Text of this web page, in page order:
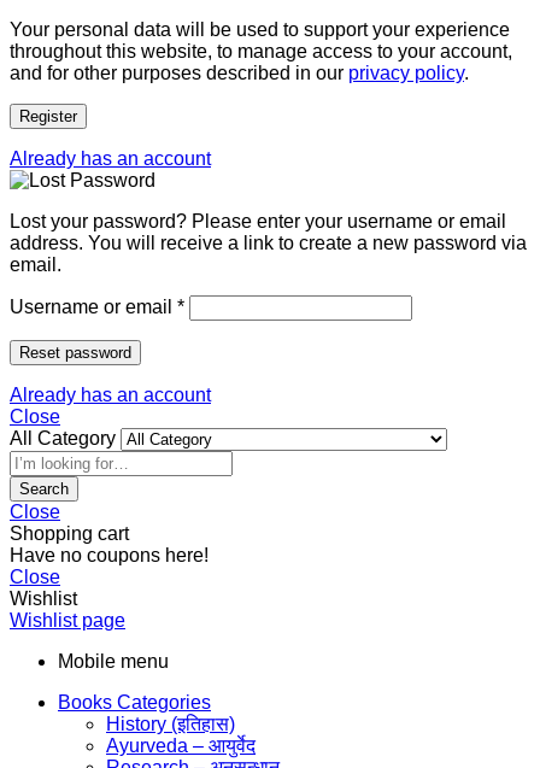
Your personal data will be used to support your experience
throughout this website, to manage access to your account,
and for other purposes described in our privacy policy.
Register
Already has an account
Lost your password? Please enter your username or email
address. You will receive a link to create a new password via
email.
Username or email *
Reset password
Already has an account
Close
All Category
Search
Close
Shopping cart
Have no coupons here!
Close
Wishlist
Wishlist page
Mobile menu
Books Categories
History (इतिहास)
Ayurveda – आयुर्वेद